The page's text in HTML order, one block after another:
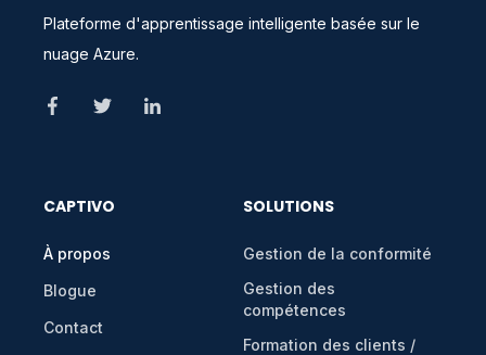
Plateforme d'apprentissage intelligente basée sur le
nuage Azure.
CAPTIVO
À propos
Blogue
Contact
SOLUTIONS
Gestion de la conformité
Gestion des
compétences
Formation des clients /